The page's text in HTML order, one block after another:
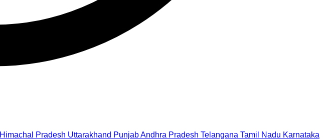
Himachal Pradesh Uttarakhand PunjabAndhra Pradesh Telangana Tamil Nadu Karnataka